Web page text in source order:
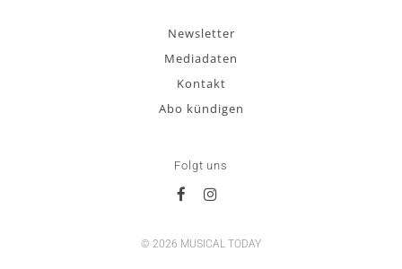
Newsletter
Mediadaten
Kontakt
Abo kündigen
Folgt uns
© 2026 MUSICAL TODAY